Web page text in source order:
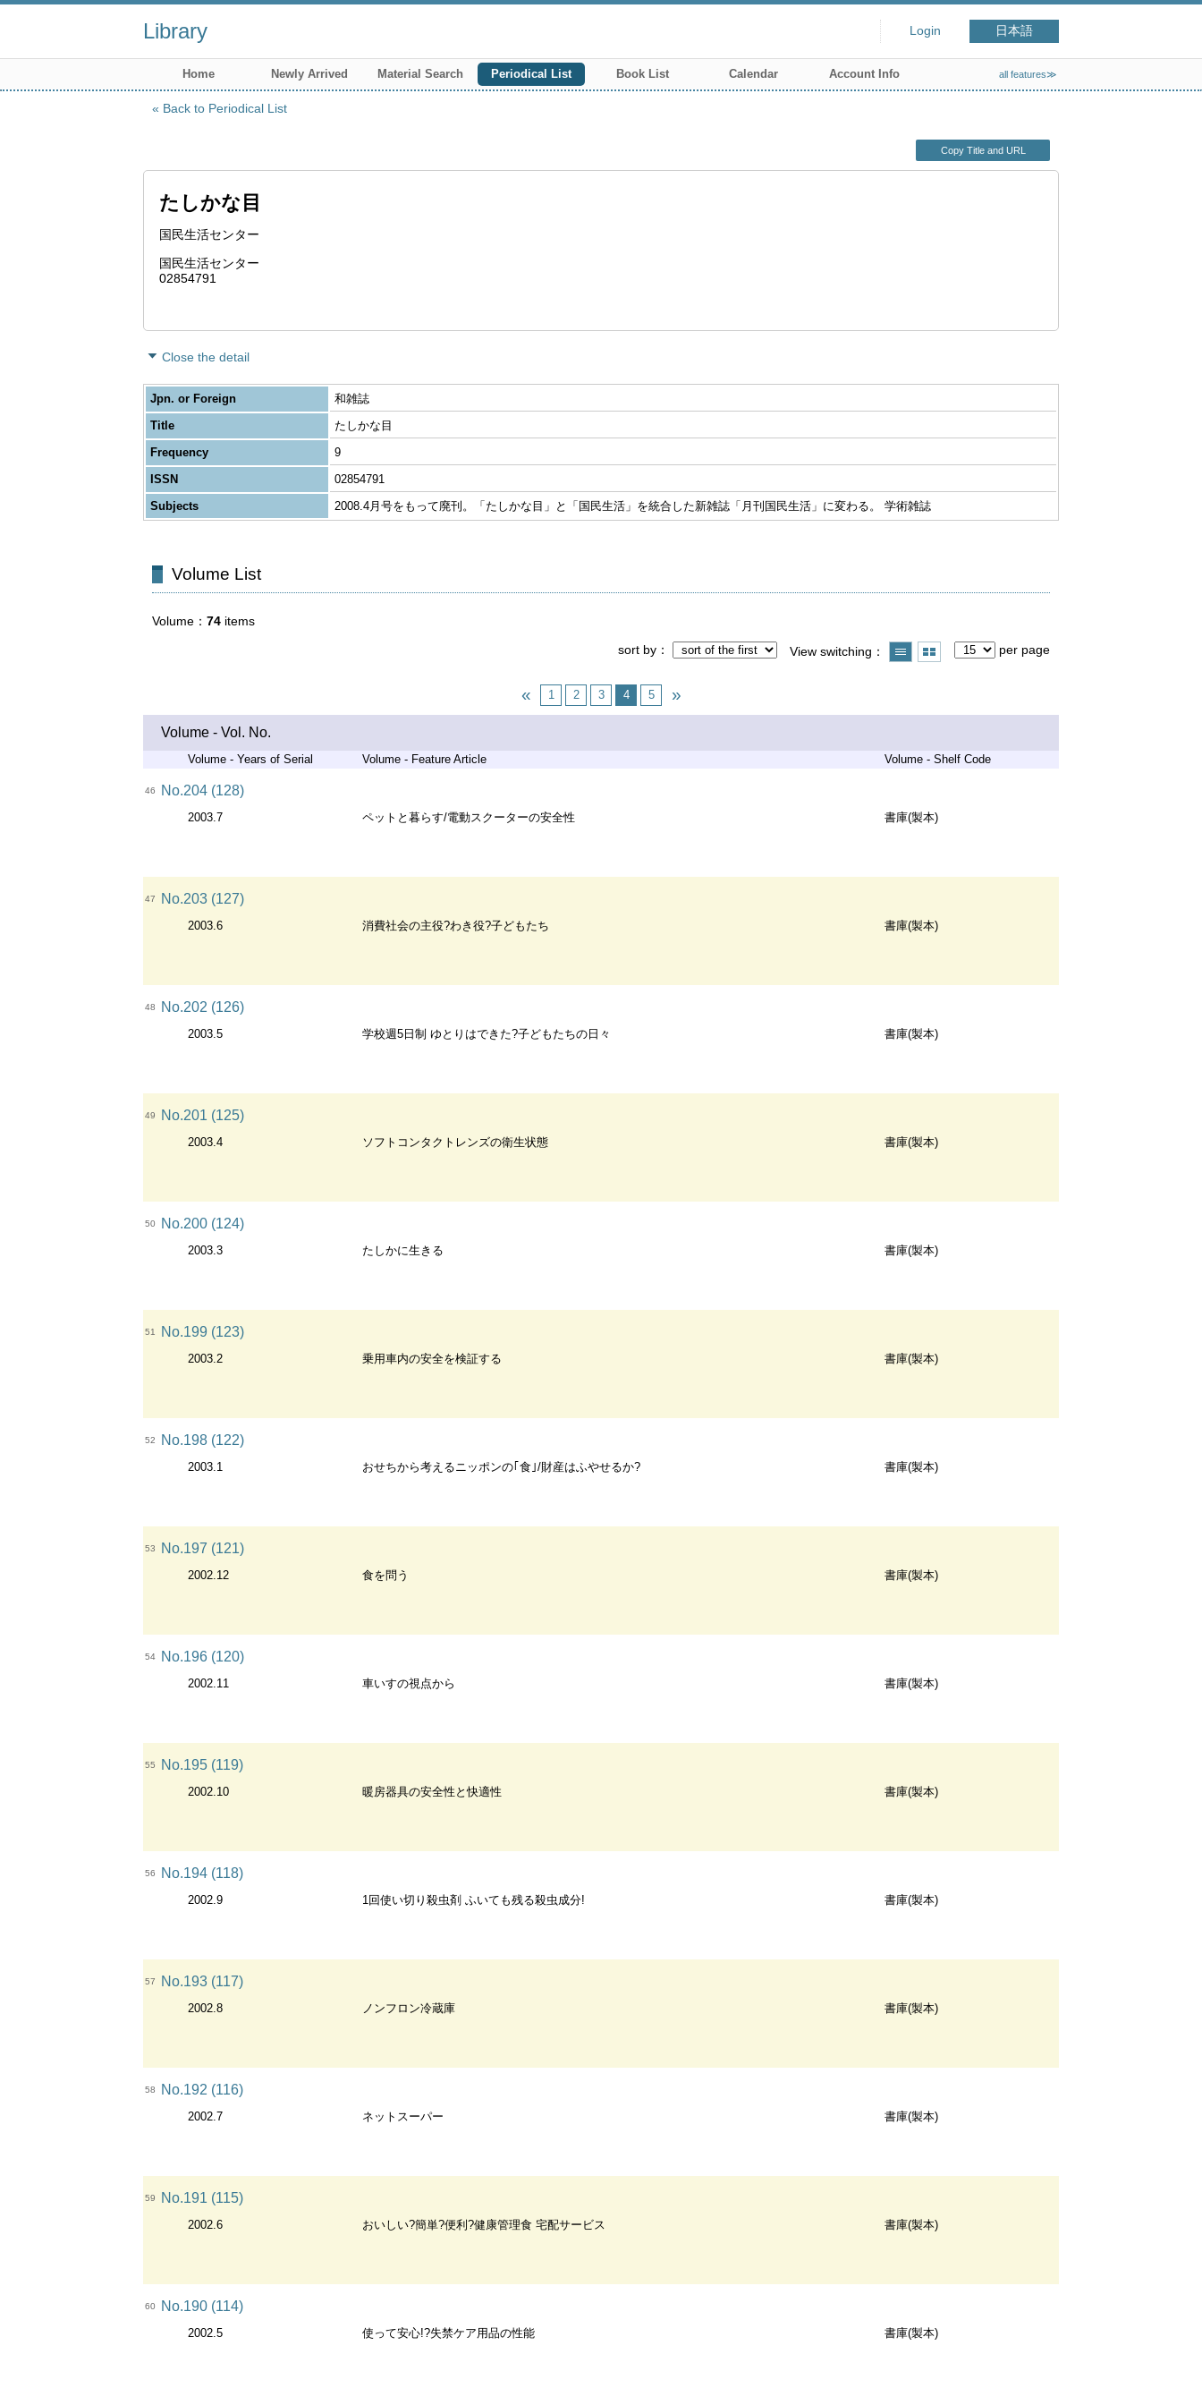
Library Login 日本語
Home Newly Arrived Material Search Periodical List Book List Calendar Account Info all features≫
Back to Periodical List
Copy Title and URL
たしかな目
国民生活センター
国民生活センター
02854791
Close the detail
Jpn. or Foreign
和雑誌
Title
たしかな目
Frequency
9
ISSN
02854791
Subjects
2008.4月号をもって廃刊。「たしかな目」と「国民生活」を統合した新雑誌「月刊国民生活」に変わる。 学術雑誌
Volume List
Volume 74 items
sort by
View switching per page
1 2 3 4 5
Volume - Vol. No.
Volume - Years of Serial Volume - Feature Article Volume - Shelf Code
46 No.204 (128)
2003.7 ペットと暮らす/電動スクーターの安全性 書庫(製本)
47 No.203 (127)
2003.6 消費社会の主役?わき役?子どもたち 書庫(製本)
48 No.202 (126)
2003.5 学校週5日制 ゆとりはできた?子どもたちの日々 書庫(製本)
49 No.201 (125)
2003.4 ソフトコンタクトレンズの衛生状態 書庫(製本)
50 No.200 (124)
2003.3 たしかに生きる 書庫(製本)
51 No.199 (123)
2003.2 乗用車内の安全を検証する 書庫(製本)
52 No.198 (122)
2003.1 おせちから考えるニッポンの｢食｣/財産はふやせるか? 書庫(製本)
53 No.197 (121)
2002.12 食を問う 書庫(製本)
54 No.196 (120)
2002.11 車いすの視点から 書庫(製本)
55 No.195 (119)
2002.10 暖房器具の安全性と快適性 書庫(製本)
56 No.194 (118)
2002.9 1回使い切り殺虫剤 ふいても残る殺虫成分! 書庫(製本)
57 No.193 (117)
2002.8 ノンフロン冷蔵庫 書庫(製本)
58 No.192 (116)
2002.7 ネットスーパー 書庫(製本)
59 No.191 (115)
2002.6 おいしい?簡単?便利?健康管理食 宅配サービス 書庫(製本)
60 No.190 (114)
2002.5 使って安心!?失禁ケア用品の性能 書庫(製本)